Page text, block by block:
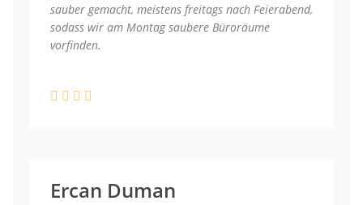
sauber gemacht, meistens freitags nach Feierabend,
sodass wir am Montag saubere Büroräume
vorfinden.
Ercan Duman